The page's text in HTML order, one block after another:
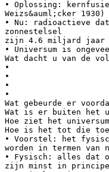
• Oplossing:
Weizs&auml;cker 1930)
• Nu: radioactieve
zonnestelsel
zijn 4.6 miljard jaar
• Universum is
Wat dacht u van de
•
•
•
•
Wat gebeurde er
Wat is er buiten het
Hoe ziet het
Hoe is het tot die
• Voorstel: het
worden in termen van
• Fysisch: alles dat
zijn minst in